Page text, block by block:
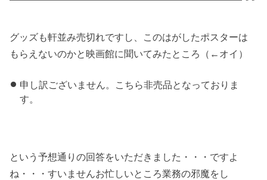
グッズも軒並み売切れですし、このはがしたポスターは
もらえないのかと映画館に聞いてみたところ（←オイ）
申し訳ございません。こちら非売品となっておりま
す。
という予想通りの回答をいただきました・・・ですよ
ね・・・すいませんお忙しいところ業務の邪魔をし